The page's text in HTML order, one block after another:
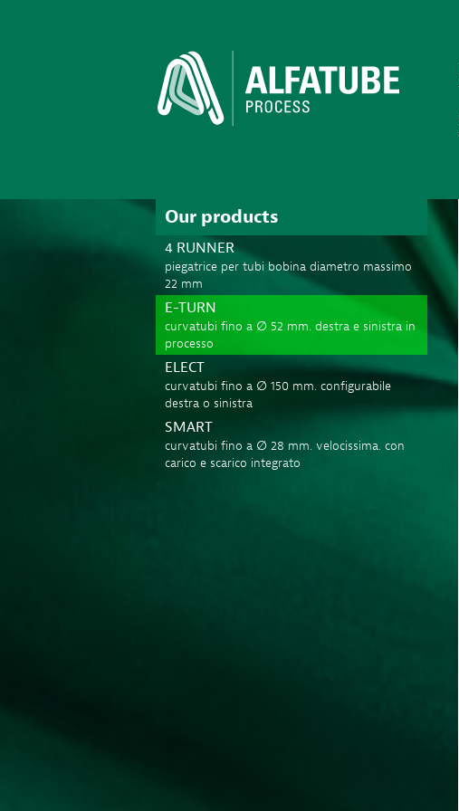
Our products
4 RUNNER
piegatrice per tubi bobina diametro massimo
22 mm
E-TURN
curvatubi fino a ∅ 52 mm. destra e sinistra in
processo
ELECT
curvatubi fino a ∅ 150 mm. configurabile
destra o sinistra
SMART
curvatubi fino a ∅ 28 mm. velocissima. con
carico e scarico integrato